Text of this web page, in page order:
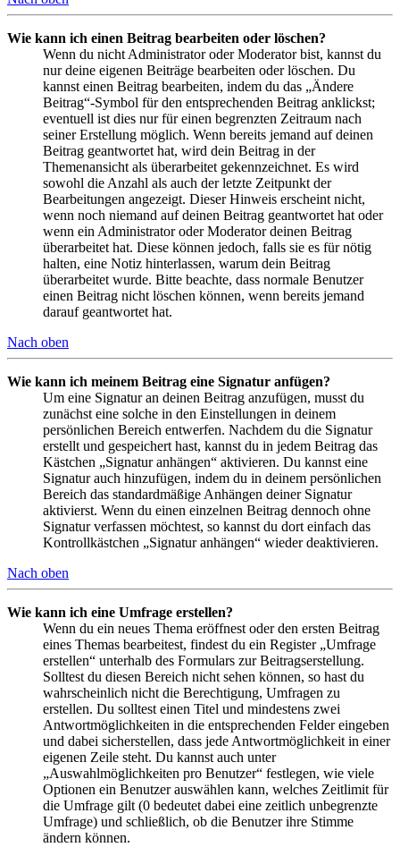
Wie kann ich einen Beitrag bearbeiten oder löschen?
Wenn du nicht Administrator oder Moderator bist, kannst du
nur deine eigenen Beiträge bearbeiten oder löschen. Du
kannst einen Beitrag bearbeiten, indem du das „Ändere
Beitrag“-Symbol für den entsprechenden Beitrag anklickst;
eventuell ist dies nur für einen begrenzten Zeitraum nach
seiner Erstellung möglich. Wenn bereits jemand auf deinen
Beitrag geantwortet hat, wird dein Beitrag in der
Themenansicht als überarbeitet gekennzeichnet. Es wird
sowohl die Anzahl als auch der letzte Zeitpunkt der
Bearbeitungen angezeigt. Dieser Hinweis erscheint nicht,
wenn noch niemand auf deinen Beitrag geantwortet hat oder
wenn ein Administrator oder Moderator deinen Beitrag
überarbeitet hat. Diese können jedoch, falls sie es für nötig
halten, eine Notiz hinterlassen, warum dein Beitrag
überarbeitet wurde. Bitte beachte, dass normale Benutzer
einen Beitrag nicht löschen können, wenn bereits jemand
darauf geantwortet hat.
Nach oben
Wie kann ich meinem Beitrag eine Signatur anfügen?
Um eine Signatur an deinen Beitrag anzufügen, musst du
zunächst eine solche in den Einstellungen in deinem
persönlichen Bereich entwerfen. Nachdem du die Signatur
erstellt und gespeichert hast, kannst du in jedem Beitrag das
Kästchen „Signatur anhängen“ aktivieren. Du kannst eine
Signatur auch hinzufügen, indem du in deinem persönlichen
Bereich das standardmäßige Anhängen deiner Signatur
aktivierst. Wenn du einen einzelnen Beitrag dennoch ohne
Signatur verfassen möchtest, so kannst du dort einfach das
Kontrollkästchen „Signatur anhängen“ wieder deaktivieren.
Nach oben
Wie kann ich eine Umfrage erstellen?
Wenn du ein neues Thema eröffnest oder den ersten Beitrag
eines Themas bearbeitest, findest du ein Register „Umfrage
erstellen“ unterhalb des Formulars zur Beitragserstellung.
Solltest du diesen Bereich nicht sehen können, so hast du
wahrscheinlich nicht die Berechtigung, Umfragen zu
erstellen. Du solltest einen Titel und mindestens zwei
Antwortmöglichkeiten in die entsprechenden Felder eingeben
und dabei sicherstellen, dass jede Antwortmöglichkeit in einer
eigenen Zeile steht. Du kannst auch unter
„Auswahlmöglichkeiten pro Benutzer“ festlegen, wie viele
Optionen ein Benutzer auswählen kann, welches Zeitlimit für
die Umfrage gilt (0 bedeutet dabei eine zeitlich unbegrenzte
Umfrage) und schließlich, ob die Benutzer ihre Stimme
ändern können.